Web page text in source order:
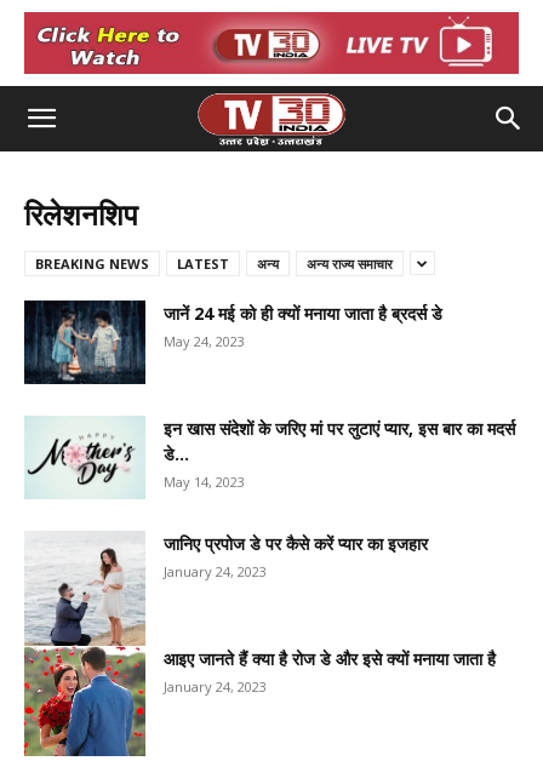
रिलेशनशिप
BREAKING NEWS LATEST अन्य अन्य राज्य समाचार
जानें 24 मई को ही क्यों मनाया जाता है ब्रदर्स डे
May 24, 2023
इन खास संदेशों के जरिए मां पर लुटाएं प्यार, इस बार का मदर्स
डे...
May 14, 2023
जानिए प्रपोज डे पर कैसे करें प्यार का इजहार
January 24, 2023
आइए जानते हैं क्या है रोज डे और इसे क्यों मनाया जाता है
January 24, 2023